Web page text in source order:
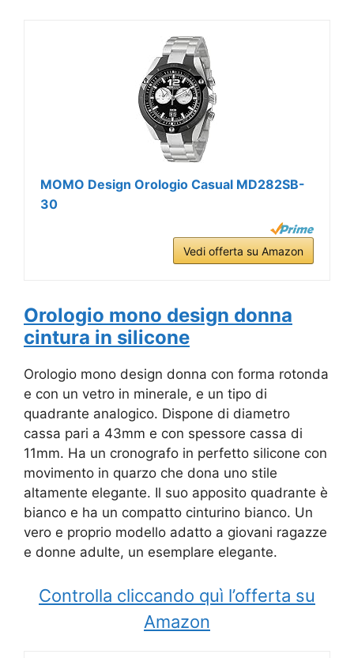
MOMO Design Orologio Casual MD282SB-
30
Vedi offerta su Amazon
Orologio mono design donna
cintura in silicone
Orologio mono design donna con forma rotonda
e con un vetro in minerale, e un tipo di
quadrante analogico. Dispone di diametro
cassa pari a 43mm e con spessore cassa di
11mm. Ha un cronografo in perfetto silicone con
movimento in quarzo che dona uno stile
altamente elegante. Il suo apposito quadrante è
bianco e ha un compatto cinturino bianco. Un
vero e proprio modello adatto a giovani ragazze
e donne adulte, un esemplare elegante.
Controlla cliccando quì l’offerta su
Amazon